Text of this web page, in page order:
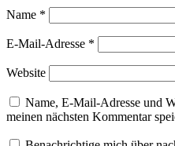
Name *
E-Mail-Adresse *
Website
Name, E-Mail-Adresse und
meinen nächsten Kommentar